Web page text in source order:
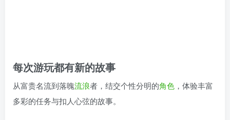
每次游玩都有新的故事
从富贵名流到落魄流浪者，结交个性分明的角色 ，体验丰富
多彩的任务与扣人心弦的故事。